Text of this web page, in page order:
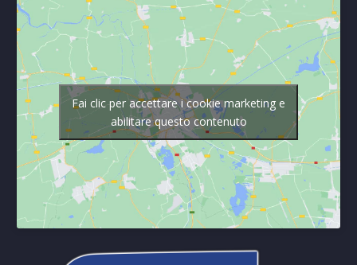
Fai clic per accettare i cookie marketing e
abilitare questo contenuto